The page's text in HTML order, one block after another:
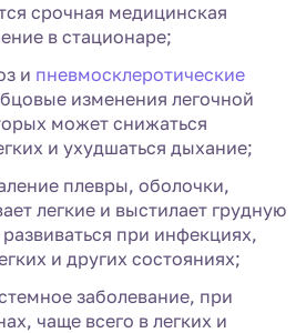
срочная медицинская
в стационаре;
и пневмосклеротические
изменения легочной
может снижаться
и ухудшаться дыхание;
плевры, оболочки,
легкие и выстилает грудную
при инфекциях,
и других состояниях;
заболевание, при
чаще всего в легких и